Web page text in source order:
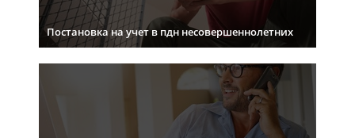
Постановка на учет в пдн несовершеннолетних